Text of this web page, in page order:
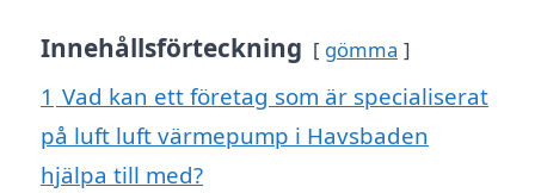
Innehållsförteckning gömma
1 Vad kan ett företag som är specialiserat
på luft luft värmepump i Havsbaden
hjälpa till med?